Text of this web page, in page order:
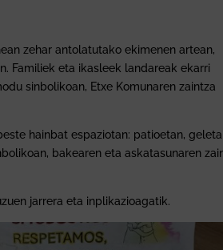
zehar antolatutako ekimenen artean,
Familiek eta ikasleek landareak ekarri
sinbolikoan, Etxe Komunaren zaintza
hainbat espaziotan: patioetan,
bakearen eta askatasunaren
jarrera eta inplikazioagatik.